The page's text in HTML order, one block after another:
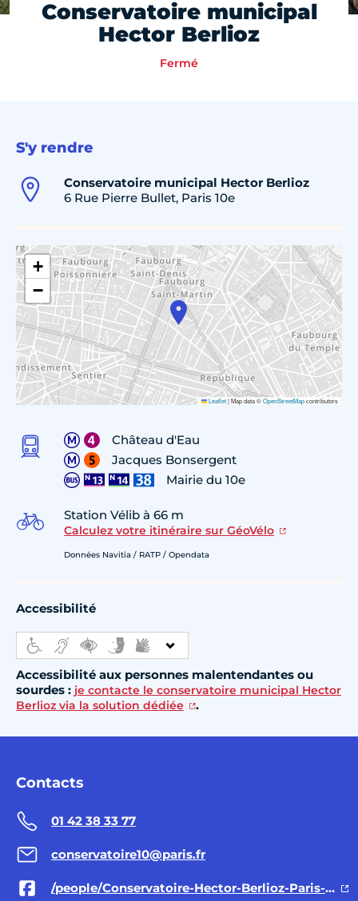
Conservatoire municipal
Hector Berlioz
Fermé
S'y rendre
Conservatoire municipal Hector Berlioz
6 Rue Pierre Bullet, Paris 10e
+
−
Leaflet|Map data ©OpenStreetMapcontributors
Château d'Eau
Jacques Bonsergent
Mairie du 10e
Station Vélib à 66 m
Calculez votre itinéraire sur GéoVélo
Données Navitia / RATP / Opendata
Accessibilité
Accessibilité aux personnes malentendantes ou
sourdes : je contacte le conservatoire municipal Hector
Berlioz via la solution dédiée
.
Contacts
01 42 38 33 77
conservatoire10@paris.fr
/people/Conservatoire-Hector-Berlioz-Paris-10/61573170617130/